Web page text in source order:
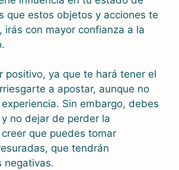
que estos objetos y acciones te
irás con mayor confianza a la
positivo, ya que te hará tener el
a apostar, aunque no
Sin embargo, debes
no dejar de perder la
que puedes tomar
que tendrán
negativas.